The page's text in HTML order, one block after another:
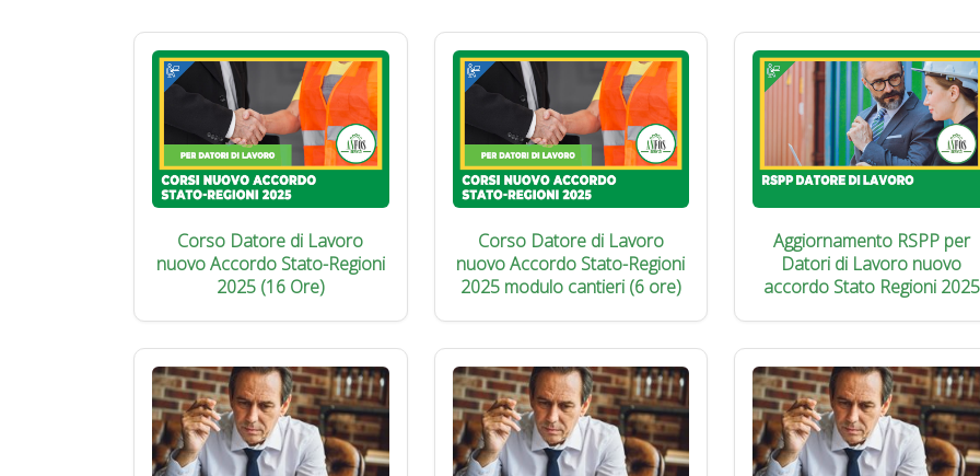
Corso Datore di Lavoro
nuovo Accordo Stato-Regioni
2025 (16 Ore)
Corso Datore di Lavoro
nuovo Accordo Stato-Regioni
2025 modulo cantieri (6 ore)
Aggiornamento RSPP per
Datori di Lavoro nuovo
accordo Stato Regioni 2025